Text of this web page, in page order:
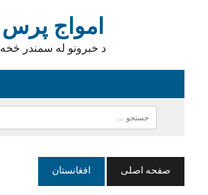
امواج پرس
د خبرونو له سمندر څخه
صفحه اصلی افغانستان